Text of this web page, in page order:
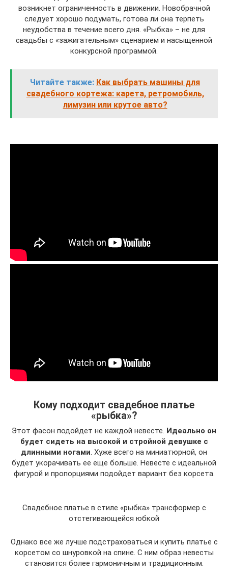
возникнет ограниченность в движении. Новобрачной
следует хорошо подумать, готова ли она терпеть
неудобства в течение всего дня. «Рыбка» – не для
свадьбы с «зажигательным» сценарием и насыщенной
конкурсной программой.
Читайте также: Как выбрать машины для
свадебного кортежа: карета, ретромобиль,
лимузин или крутое авто?
Кому подходит свадебное платье
«рыбка»?
Этот фасон подойдет не каждой невесте. Идеально он
будет сидеть на высокой и стройной девушке с
длинными ногами. Хуже всего на миниатюрной, он
будет укорачивать ее еще больше. Невесте с идеальной
фигурой и пропорциями подойдет вариант без корсета.
Свадебное платье в стиле «рыбка» трансформер с
отстегивающейся юбкой
Однако все же лучше подстраховаться и купить платье с
корсетом со шнуровкой на спине. С ним образ невесты
становится более гармоничным и традиционным.